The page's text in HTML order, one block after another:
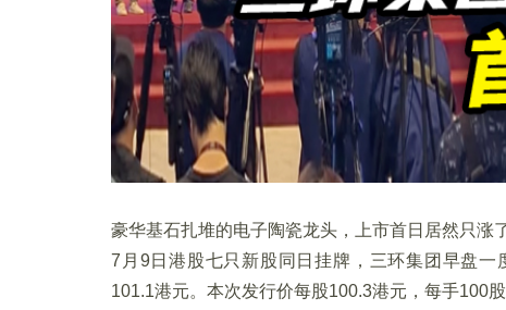
豪华基石扎堆的电子陶瓷龙头，上市首日居然只涨
7月9日港股七只新股同日挂牌，三环集团早盘
101.1港元。本次发行价每股100.3港元，每手100